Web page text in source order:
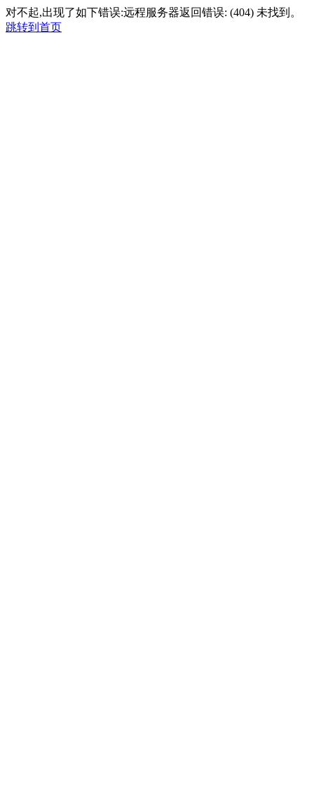
对不起,出现了如下错误:远程服务器返回错误: (404) 未找到。
跳转到首页